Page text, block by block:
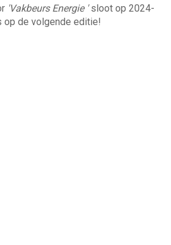
'Vakbeurs Energie ' sloot op 2024-
op de volgende editie!